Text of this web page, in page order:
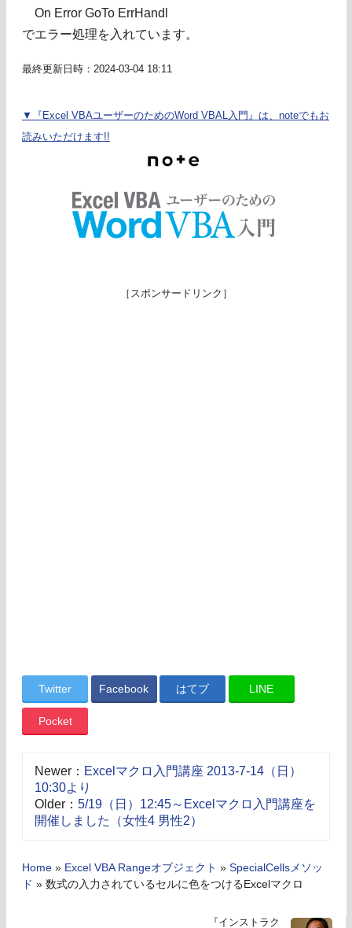
On Error GoTo ErrHandl
でエラー処理を入れています。
最終更新日時：2024-03-04 18:11
▼『Excel VBAユーザーのためのWord VBAL入門』は、noteでもお
読みいただけます!!
［スポンサードリンク］
Twitter Facebook はてブ LINE
Pocket
Newer： Excelマクロ入門講座 2013-7-14（日）
10:30より
Older： 5/19（日）12:45～Excelマクロ入門講座を
開催しました（女性4 男性2）
Home » Excel VBA Rangeオブジェクト » SpecialCellsメソッ
ド » 数式の入力されているセルに色をつけるExcelマクロ
『インストラク